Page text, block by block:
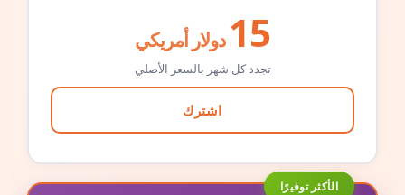
15 دولار أمريكي
تجدد كل شهر بالسعر الأصلي
اشترك
الأكثر توفيرًا